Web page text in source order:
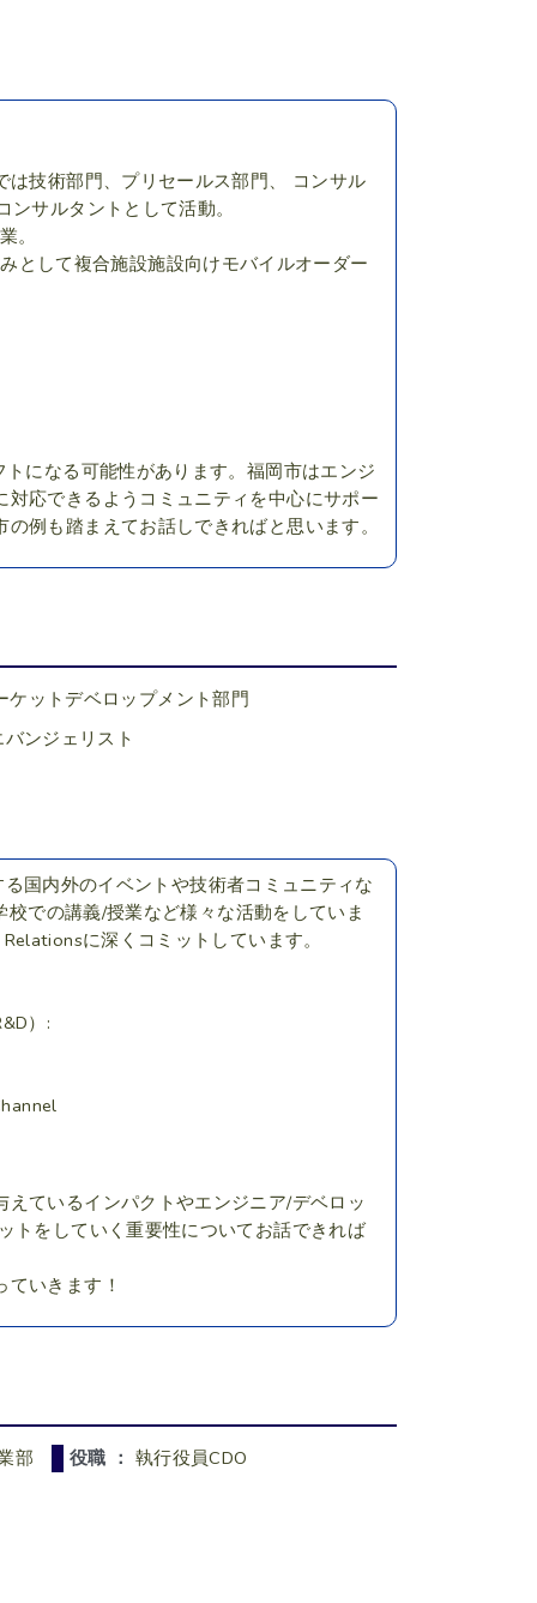
技術部門、プリセールス部門、 コンサル
サルタントとして活動。
。
として複合施設施設向けモバイルオーダー
になる可能性があります。福岡市はエンジ
応できるようコミュニティを中心にサポー
例も踏まえてお話しできればと思います。
ケットデベロップメント部門
ンジェリスト
国内外のイベントや技術者コミュニティな
での講義/授業など様々な活動をしていま
に深くコミットしています。
）:
ているインパクトやエンジニア/デベロッ
トをしていく重要性についてお話できれば
いきます！
部 役職 ： 執行役員CDO